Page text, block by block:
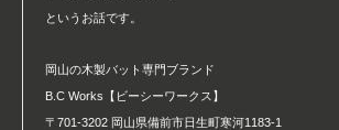
というお話です。
岡山の木製バット専門ブランド
B.C Works【ビーシーワークス】
〒701-3202 岡山県備前市日生町寒河1183-1